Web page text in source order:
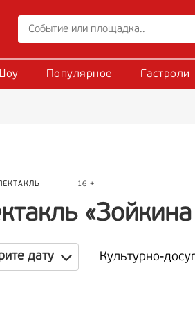
Популярное Гастроли
16 +
дату Культурно-